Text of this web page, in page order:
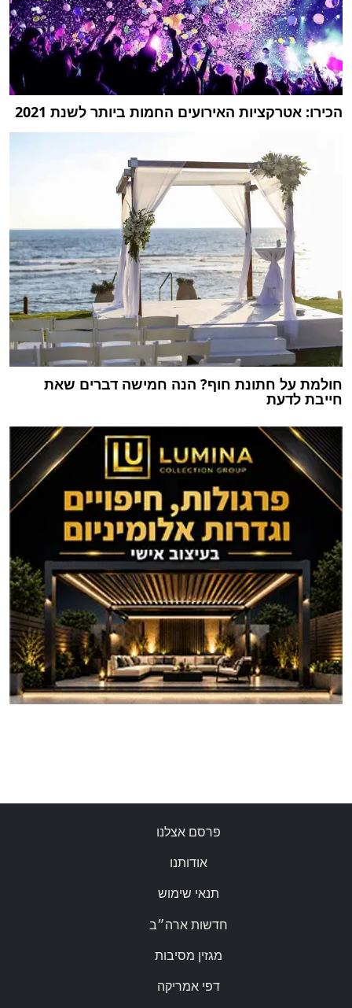
הכירו: אטרקציות האירועים החמות ביותר לשנת 2021
חולמת על חתונת חוף? הנה חמישה דברים שאת
חייבת לדעת
פרסם אצלנו
אודותנו
תנאי שימוש
חדשות ארה״ב
מגזין מסיבות
דפי אמריקה